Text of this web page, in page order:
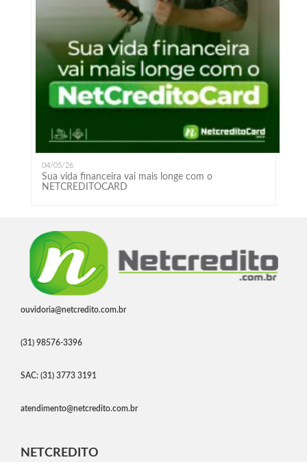
04/05/26
Sua vida financeira vai mais longe com o
NETCREDITOCARD
ouvidoria@netcredito.com.br
(31) 98576-3396
SAC: (31) 3773 3191
atendimento@netcredito.com.br
NETCREDITO